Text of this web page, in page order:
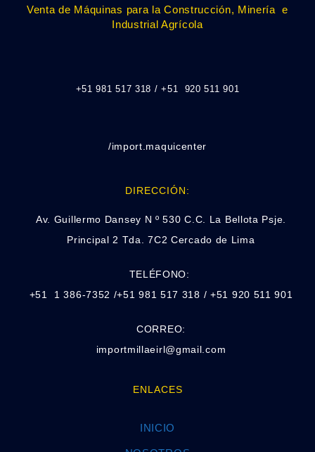
Venta de Máquinas para la Construcción, Minería e
Industrial Agrícola
+51 981 517 318 / +51 920 511 901
/import.maquicenter
DIRECCIÓN:
Av. Guillermo Dansey N º 530 C.C. La Bellota Psje.
Principal 2 Tda. 7C2 Cercado de Lima
TELÉFONO:
+51 1 386-7352 /+51 981 517 318 / +51 920 511 901
CORREO:
importmillaeirl@gmail.com
ENLACES
INICIO